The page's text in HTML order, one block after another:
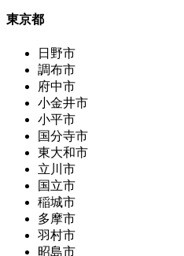
東京都
日野市
調布市
府中市
小金井市
小平市
国分寺市
東大和市
立川市
国立市
稲城市
多摩市
羽村市
昭島市